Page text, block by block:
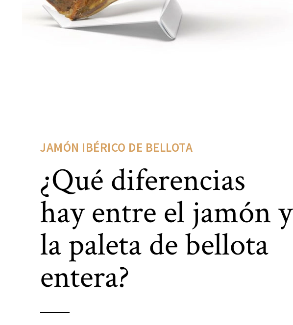
JAMÓN IBÉRICO DE BELLOTA
¿Qué diferencias
hay entre el jamón y
la paleta de bellota
entera?